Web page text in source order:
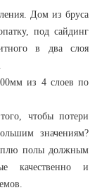
Дом из бруса
под сайдинг
в два слоя
из 4 слоев по
чтобы потери
значениям?
полы должным
качественно и